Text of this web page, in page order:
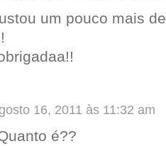
um pouco mais
16, 2011 às 11:32 am
é??